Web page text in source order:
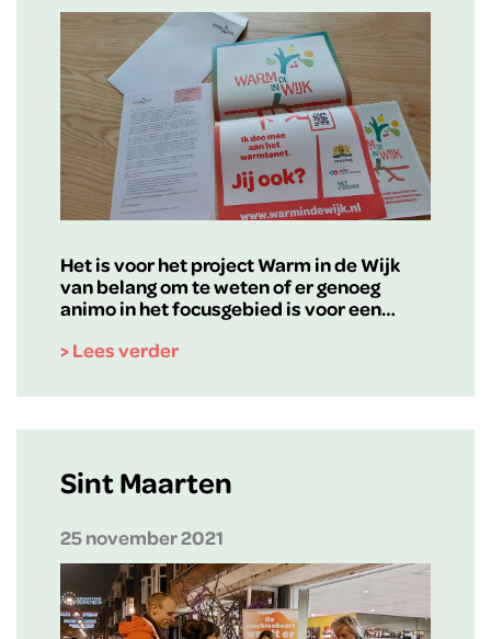
Het is voor het project Warm in de Wijk
van belang om te weten of er genoeg
animo in het focusgebied is voor een…
> Lees verder
Sint Maarten
25 november 2021